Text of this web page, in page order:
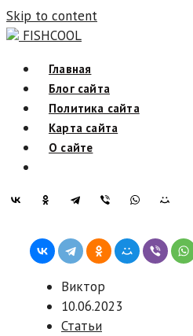
Skip to content
FISHCOOL
Главная
Блог сайта
Политика сайта
Карта сайта
О сайте
Виктор
10.06.2023
Статьи